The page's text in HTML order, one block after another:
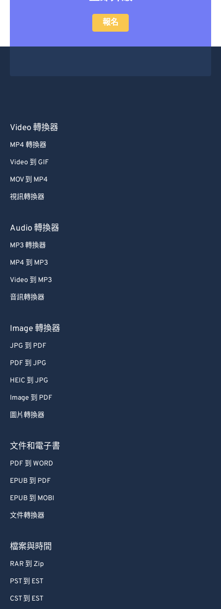
報名
Video 轉換器
MP4 轉換器
Video 到 GIF
MOV 到 MP4
視訊轉換器
Audio 轉換器
MP3 轉換器
MP4 到 MP3
Video 到 MP3
音訊轉換器
Image 轉換器
JPG 到 PDF
PDF 到 JPG
HEIC 到 JPG
Image 到 PDF
圖片轉換器
文件和電子書
PDF 到 WORD
EPUB 到 PDF
EPUB 到 MOBI
文件轉換器
檔案與時間
RAR 到 Zip
PST 到 EST
CST 到 EST